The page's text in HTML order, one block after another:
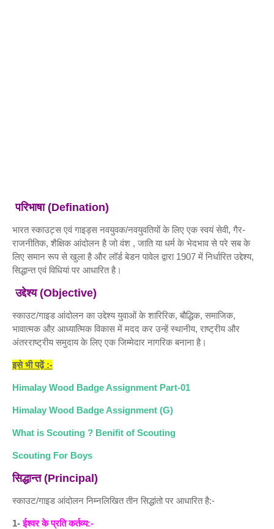
परिभाषा (Defination)
भारत स्काउट्स एवं गाइड्स नवयुवक/नवयुवतियों के लिए एक स्वयं सेवी, गैर-
राजनीतिक, शैक्षिक आंदोलन है जो वंश , जाति या धर्म के भेदभाव से परे सब के
लिए समान रूप से खुला है और लॉर्ड बेडन पावेल द्वारा 1907 में निर्धारित उद्देश्य,
सिद्धान्त एवं विधियां पर आधारित है।
उद्देश्य (Objective)
स्काउट/गाइड आंदोलन का उद्देश्य युवाओं के शारिरिक, बौद्धिक, समाजिक,
भावात्मक औऱ आध्यात्मिक विकास में मदद कर उन्हें स्थानीय, राष्ट्रीय और
अंतरराष्ट्रीय समुदाय के लिए एक जिम्मेदार नागरिक बनाना है।
इसे भी पढ़ें :-
Himalay Wood Badge Assignment Part-01
Himalay Wood Badge Assignment (G)
What is Scouting ? Benifit of Scouting
Scouting For Boys
सिद्धान्त (Principal)
स्काउट/गाइड आंदोलन निम्नलिखित तीन सिद्धांतो पर आधारित है:-
1- ईश्वर के प्रति कर्तव्य:-